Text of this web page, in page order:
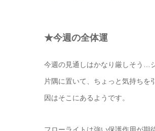
★今週の全体運
今週の見通しはかなり厳しそう…
片隅に置いて、ちょっと気持ち
因はそこにあるようです。